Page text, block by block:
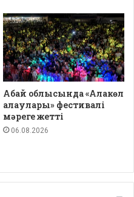
Абай облысында «Алакөл
алаулары» фестивалі
мәреге жетті
06.08.2026